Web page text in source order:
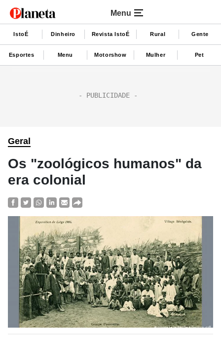
Menu
IstoÉ Dinheiro Revista IstoÉ Rural Gente
Esportes Menu Motorshow Mulher Pet
Geral
Os "zoológicos humanos" da
era colonial